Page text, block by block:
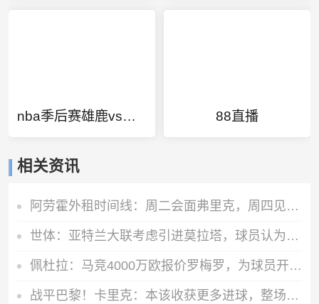
nba季后赛雄鹿vs热火g3 88直播
相关资讯
阿劳霍外租时间线：周二会面弗里克，周四见利物浦，周五晚间敲定
世体：亚特兰大联考虑引进莫拉塔，球员认为自己还能留在顶级联赛
佩杜拉：马竞4000万欧报价罗梅罗，为球员开出超600万欧年薪
战平巴黎！卡里克：本该收获更多进球，整场闪光点很多，我很欣慰